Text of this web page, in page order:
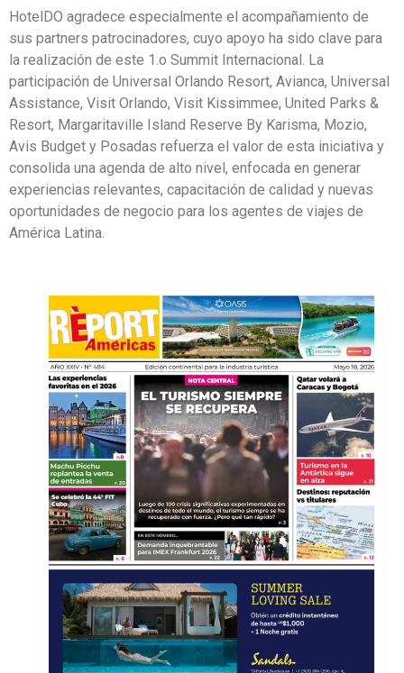
HotelDO agradece especialmente el acompañamiento de
sus partners patrocinadores, cuyo apoyo ha sido clave para
la realización de este 1.o Summit Internacional. La
participación de Universal Orlando Resort, Avianca, Universal
Assistance, Visit Orlando, Visit Kissimmee, United Parks &
Resort, Margaritaville Island Reserve By Karisma, Mozio,
Avis Budget y Posadas refuerza el valor de esta iniciativa y
consolida una agenda de alto nivel, enfocada en generar
experiencias relevantes, capacitación de calidad y nuevas
oportunidades de negocio para los agentes de viajes de
América Latina.